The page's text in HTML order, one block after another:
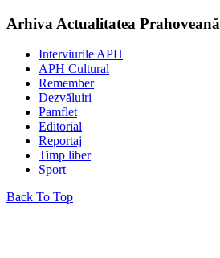
Arhiva Actualitatea Prahoveană
Interviurile APH
APH Cultural
Remember
Dezvăluiri
Pamflet
Editorial
Reportaj
Timp liber
Sport
Back To Top